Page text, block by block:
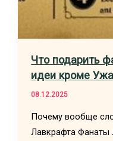
Что подарить
идеи кроме
08.12.2025
Почему вообще
Лавкрафта